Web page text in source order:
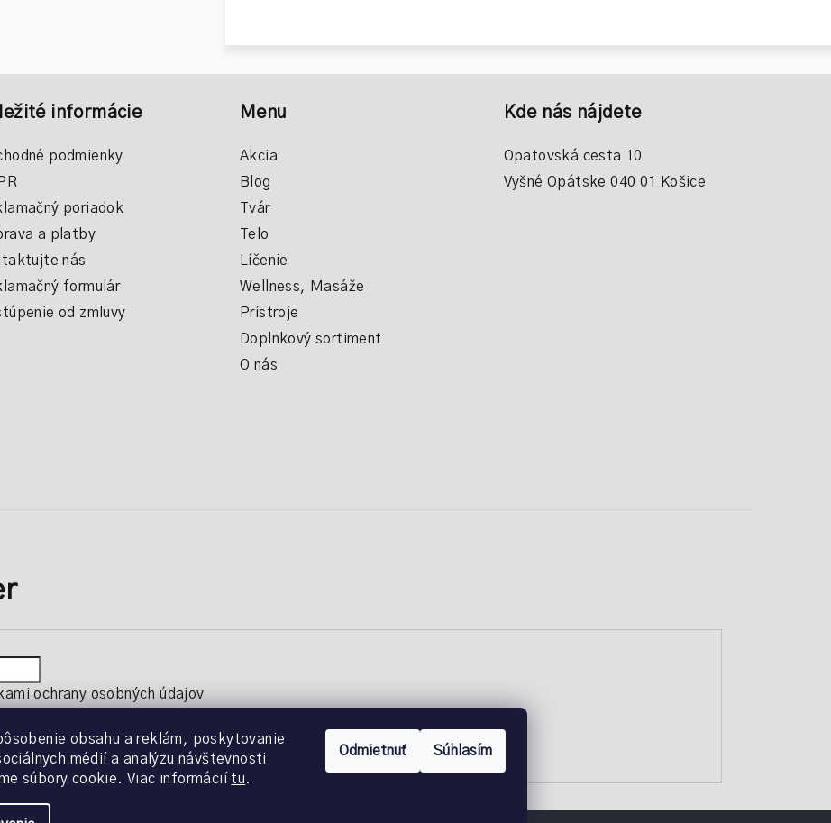
obsahu a reklám, poskytovanie
médií a analýzu návštevnosti
súbory cookie. Viac informácií tu.
Odmietnuť Súhlasím
informácie
podmienky
poriadok
a platby
nás
formulár
od zmluvy
Menu
Akcia
Blog
Tvár
Telo
Líčenie
Wellness, Masáže
Prístroje
Doplnkový sortiment
O nás
Kde nás nájdete
Opatovská cesta 10
Vyšné Opátske 040 01 Košice
ochrany osobných údajov